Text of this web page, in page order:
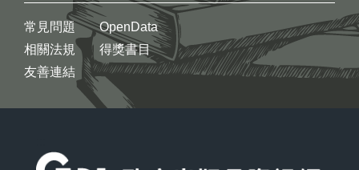
常見問題
相關法規
友善連結
OpenData
得獎書目